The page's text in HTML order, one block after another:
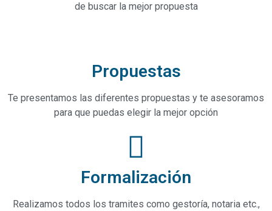
de buscar la mejor propuesta
Propuestas
Te presentamos las diferentes propuestas y te asesoramos
para que puedas elegir la mejor opción
Formalización
Realizamos todos los tramites como gestoría, notaria etc.,